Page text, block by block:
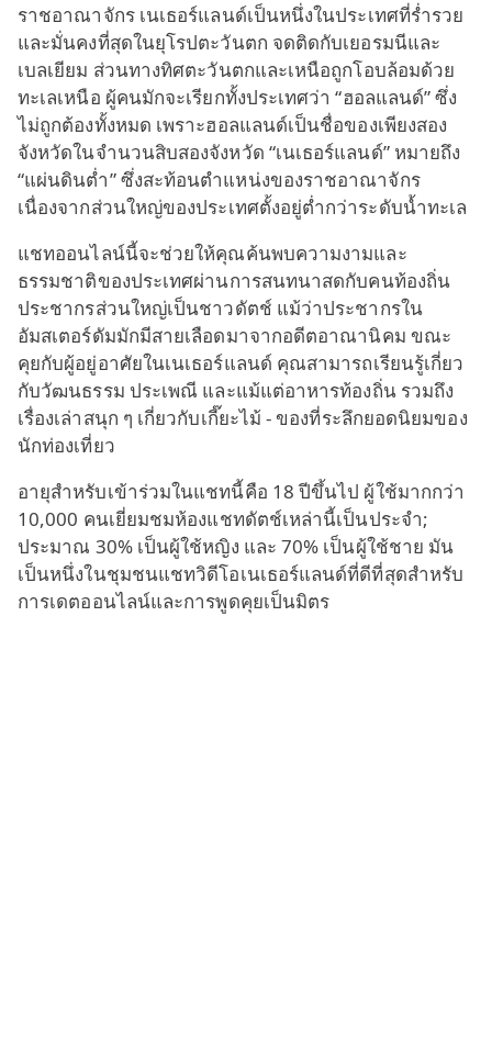
ราชอาณาจักร เนเธอร์แลนด์เป็นหนึ่งในประเทศที่ร่ำรวย
และมั่นคงที่สุดในยุโรปตะวันตก จดติดกับเยอรมนีและ
เบลเยียม ส่วนทางทิศตะวันตกและเหนือถูกโอบล้อมด้วย
ทะเลเหนือ ผู้คนมักจะเรียกทั้งประเทศว่า “ฮอลแลนด์” ซึ่ง
ไม่ถูกต้องทั้งหมด เพราะฮอลแลนด์เป็นชื่อของเพียงสอง
จังหวัดในจำนวนสิบสองจังหวัด “เนเธอร์แลนด์” หมายถึง
“แผ่นดินต่ำ” ซึ่งสะท้อนตำแหน่งของราชอาณาจักร
เนื่องจากส่วนใหญ่ของประเทศตั้งอยู่ต่ำกว่าระดับน้ำทะเล
แชทออนไลน์นี้จะช่วยให้คุณค้นพบความงามและ
ธรรมชาติของประเทศผ่านการสนทนาสดกับคนท้องถิ่น
ประชากรส่วนใหญ่เป็นชาวดัตช์ แม้ว่าประชากรใน
อัมสเตอร์ดัมมักมีสายเลือดมาจากอดีตอาณานิคม ขณะ
คุยกับผู้อยู่อาศัยในเนเธอร์แลนด์ คุณสามารถเรียนรู้เกี่ยว
กับวัฒนธรรม ประเพณี และแม้แต่อาหารท้องถิ่น รวมถึง
เรื่องเล่าสนุก ๆ เกี่ยวกับเกี๊ยะไม้ - ของที่ระลึกยอดนิยมของ
นักท่องเที่ยว
อายุสำหรับเข้าร่วมในแชทนี้คือ 18 ปีขึ้นไป ผู้ใช้มากกว่า
10,000 คนเยี่ยมชมห้องแชทดัตช์เหล่านี้เป็นประจำ;
ประมาณ 30% เป็นผู้ใช้หญิง และ 70% เป็นผู้ใช้ชาย มัน
เป็นหนึ่งในชุมชนแชทวิดีโอเนเธอร์แลนด์ที่ดีที่สุดสำหรับ
การเดตออนไลน์และการพูดคุยเป็นมิตร